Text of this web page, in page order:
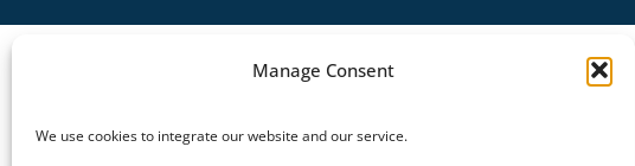
Manage Consent
We use cookies to integrate our website and our service.
© Rederij De Kampioen